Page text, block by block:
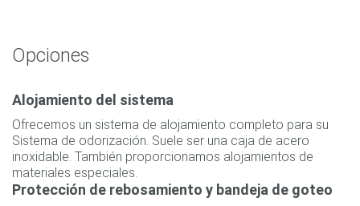
Opciones
Alojamiento del sistema
Ofrecemos un sistema de alojamiento completo para su
Sistema de odorización. Suele ser una caja de acero
inoxidable. También proporcionamos alojamientos de
materiales especiales.
Protección de rebosamiento y bandeja de goteo